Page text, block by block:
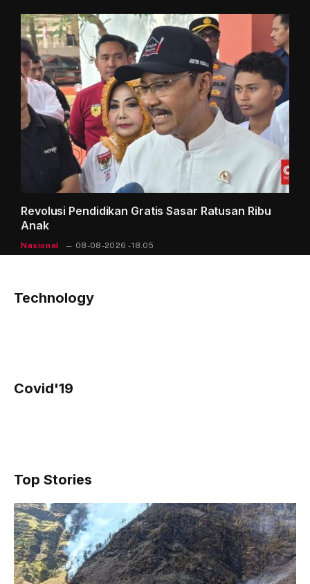
Revolusi Pendidikan Gratis Sasar Ratusan Ribu
Anak
Nasional 08-08-2026 - 18.05
Technology
Covid'19
Top Stories